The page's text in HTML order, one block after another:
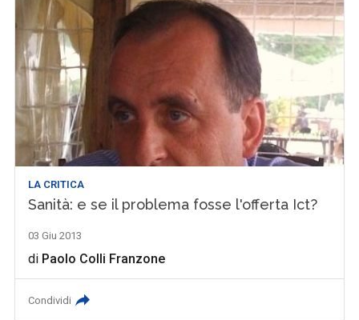
LA CRITICA
Sanità: e se il problema fosse l'offerta Ict?
03 Giu 2013
di Paolo Colli Franzone
Condividi